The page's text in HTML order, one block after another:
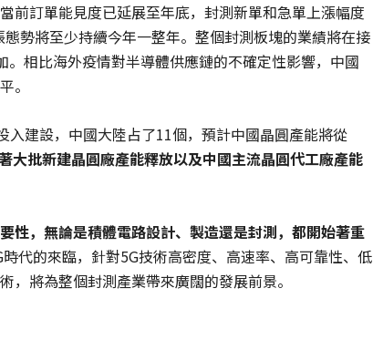
當前訂單能見度已延展至年底，封測新單和急單上漲幅度
勢將至少持續今年一整年。整個封測板塊的業績將在接
相比海外疫情對半導體供應鏈的不確定性影響，中國
。
建設，中國大陸占了11個，預計中國晶圓產能將從
大批新建晶圓廠產能釋放以及中國主流晶圓代工廠產能
性，無論是積體電路設計、製造還是封測，都開始著重
代的來臨，針對5G技術高密度、高速率、高可靠性、低
將為整個封測產業帶來廣闊的發展前景。